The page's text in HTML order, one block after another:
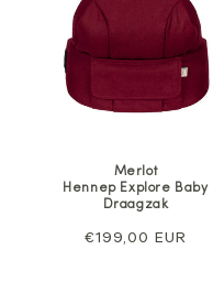
Merlot
Hennep Explore Baby
Draagzak
Normale
€199,00 EUR